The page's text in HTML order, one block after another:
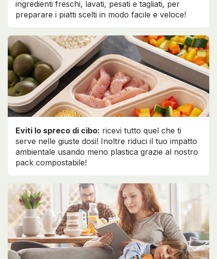
ingredienti freschi, lavati, pesati e tagliati, per
preparare i piatti scelti in modo facile e veloce!
Eviti lo spreco di cibo: ricevi tutto quel che ti
serve nelle giuste dosi! Inoltre riduci il tuo impatto
ambientale usando meno plastica grazie al nostro
pack compostabile!